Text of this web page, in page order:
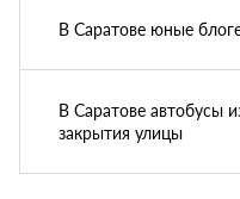
В Саратове юные
В Саратове автобусы
закрытия улицы